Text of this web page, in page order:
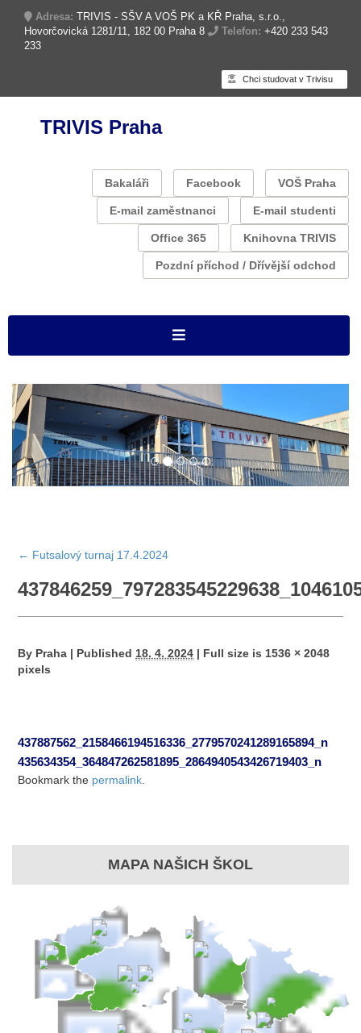
Adresa: TRIVIS - SŠV A VOŠ PK a KŘ Praha, s.r.o.,
Hovorčovická 1281/11, 182 00 Praha 8
Telefon: +420 233 543
233
Chci studovat v Trivisu
TRIVIS Praha
Bakaláři Facebook VOŠ Praha
E-mail zaměstnanci E-mail studenti
Office 365 Knihovna TRIVIS
Pozdní příchod / Dřívější odchod
← Futsalový turnaj 17.4.2024
By Praha | Published 18. 4. 2024 | Full size is 1536 × 2048
pixels
437887562_2158466194516336_2779570241289165894_n
435634354_364847262581895_2864940543426719403_n
Bookmark the permalink
MAPA NAŠICH ŠKOL